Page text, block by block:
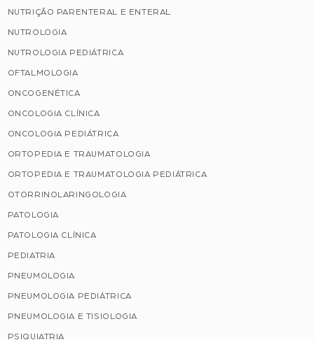
NUTRIÇÃO PARENTERAL E ENTERAL
NUTROLOGIA
NUTROLOGIA PEDIÁTRICA
OFTALMOLOGIA
ONCOGENÉTICA
ONCOLOGIA CLÍNICA
ONCOLOGIA PEDIÁTRICA
ORTOPEDIA E TRAUMATOLOGIA
ORTOPEDIA E TRAUMATOLOGIA PEDIÁTRICA
OTORRINOLARINGOLOGIA
PATOLOGIA
PATOLOGIA CLÍNICA
PEDIATRIA
PNEUMOLOGIA
PNEUMOLOGIA PEDIÁTRICA
PNEUMOLOGIA E TISIOLOGIA
PSIQUIATRIA